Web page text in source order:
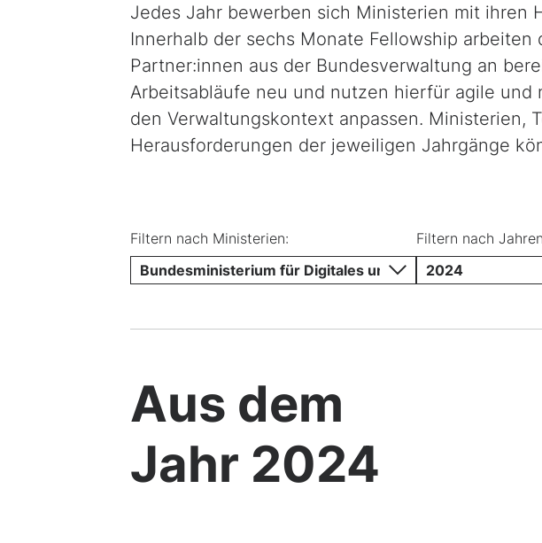
Jedes Jahr bewerben sich Ministerien mit ihren
Innerhalb der sechs Monate Fellowship arbeiten
Partner:innen aus der Bundesverwaltung an
Arbeitsabläufe neu und nutzen hierfür agile
den Verwaltungskontext anpassen. Ministerien,
Herausforderungen der jeweiligen Jahrgänge
Filtern nach Ministerien:
Bundesministerium für Digitales und Verkehr
Filtern nach
2024
Aus dem
Jahr 2024